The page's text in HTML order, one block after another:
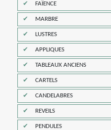
FAÏENCE
MARBRE
LUSTRES
APPLIQUES
TABLEAUX ANCIENS
CARTELS
CANDELABRES
REVEILS
PENDULES